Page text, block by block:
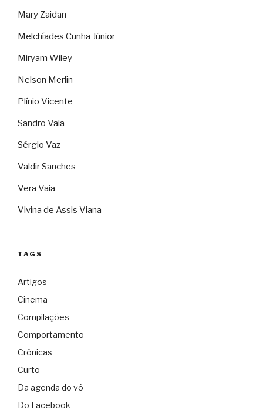
Mary Zaidan
Melchíades Cunha Júnior
Miryam Wiley
Nelson Merlin
Plínio Vicente
Sandro Vaia
Sérgio Vaz
Valdir Sanches
Vera Vaia
Vivina de Assis Viana
TAGS
Artigos
Cinema
Compilações
Comportamento
Crônicas
Curto
Da agenda do vô
Do Facebook